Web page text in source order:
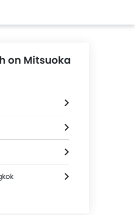
on Mitsuoka